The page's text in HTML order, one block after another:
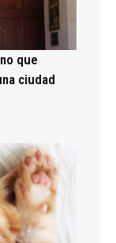
que
ciudad